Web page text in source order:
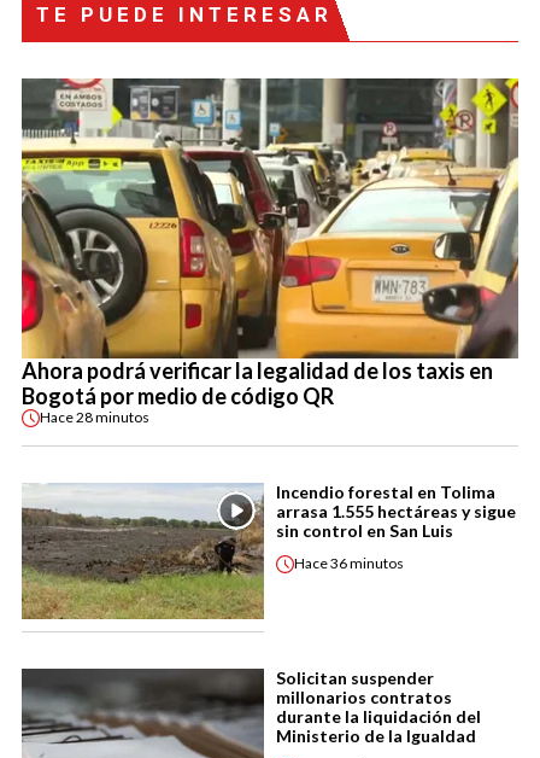
TE PUEDE INTERESAR
Ahora podrá verificar la legalidad de los taxis en
Bogotá por medio de código QR
Hace28 minutos
Incendio forestal en Tolima
arrasa 1.555 hectáreas y sigue
sin control en San Luis
Hace36 minutos
Solicitan suspender
millonarios contratos
durante la liquidación del
Ministerio de la Igualdad